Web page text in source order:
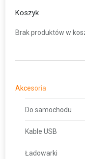
Koszyk
Brak produktów w
Akcesoria
Do samochodu
Kable USB
Ładowarki